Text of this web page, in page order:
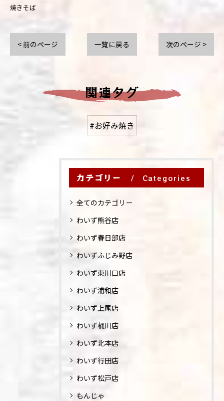
焼きそば
< 前のページ 一覧に戻る 次のページ >
関連タグ
#お好み焼き
カテゴリー Categories
全てのカテゴリー
わいず熊谷店
わいず春日部店
わいずふじみ野店
わいず東川口店
わいず浦和店
わいず上尾店
わいず桶川店
わいず北本店
わいず行田店
わいず松戸店
もんじゃ